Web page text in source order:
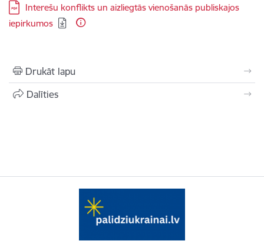
Lejupielādēt:
Interešu konflikts un aizliegtās vienošanās publiskajos
iepirkumos
Drukāt lapu
Dalīties